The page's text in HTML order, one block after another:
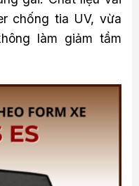
chống tia UV, vừa
làm giảm tầm